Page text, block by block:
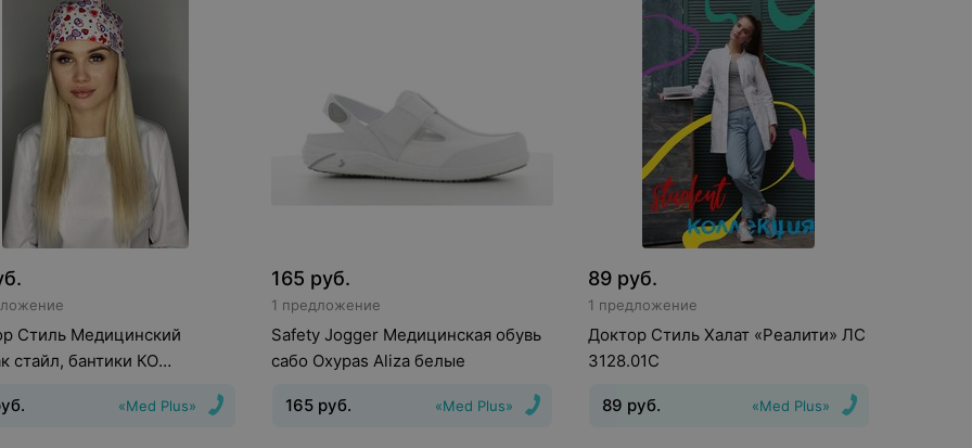
Стиль Медицинский
стайл, бантики КО
«Med Plus»
165 руб.
1 предложение
Safety Jogger Медицинская обувь
сабо Oxypas Aliza белые
«Med Plus»
165 руб.
89 руб.
1 предложение
Доктор Стиль Халат «Реалити» ЛС
3128.01С
«Med Plus»
89 руб.